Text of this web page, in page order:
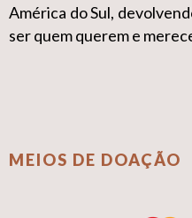
América do Sul,
ser quem querem e
MEIOS DE DOAÇÃO